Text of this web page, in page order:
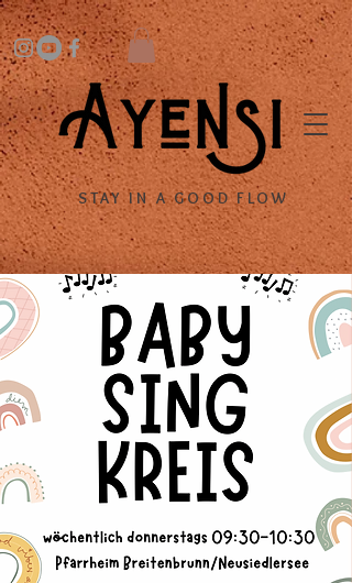
STAY IN A GOOD FLOW